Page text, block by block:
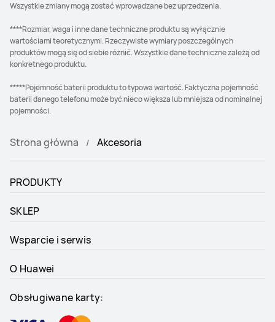
Wszystkie zmiany mogą zostać wprowadzane bez uprzedzenia.
****Rozmiar, waga i inne dane techniczne produktu są wyłącznie
wartościami teoretycznymi. Rzeczywiste wymiary poszczególnych
produktów mogą się od siebie różnić. Wszystkie dane techniczne zależą od
konkretnego produktu.
*****Pojemność baterii produktu to typowa wartość. Faktyczna pojemność
baterii danego telefonu może być nieco większa lub mniejsza od nominalnej
pojemności.
Strona główna Akcesoria
PRODUKTY
SKLEP
Wsparcie i serwis
O Huawei
Obsługiwane karty: